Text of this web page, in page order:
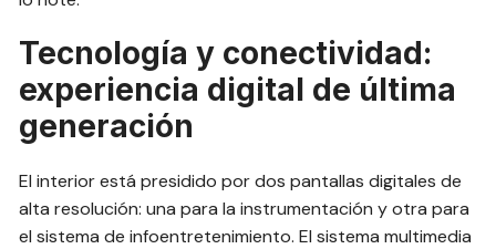
Tecnología y conectividad:
experiencia digital de última
generación
El interior está presidido por dos pantallas digitales de
alta resolución: una para la instrumentación y otra para
el sistema de infoentretenimiento. El sistema multimedia